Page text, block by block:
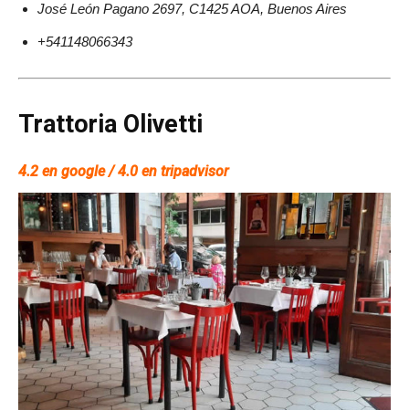
José León Pagano 2697, C1425 AOA, Buenos Aires
+541148066343
Trattoria Olivetti
4.2 en google / 4.0 en tripadvisor